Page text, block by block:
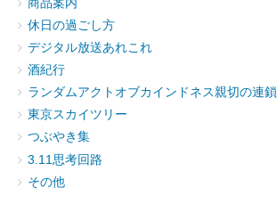
商品案内
休日の過ごし方
デジタル放送あれこれ
酒紀行
ランダムアクトオブカインドネス親切の連鎖
東京スカイツリー
つぶやき集
3.11思考回路
その他